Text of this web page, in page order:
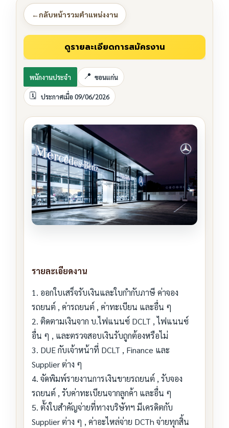
←กลับหน้ารวมตำแหน่งงาน
พนักงานประจำ ขอนแก่น
ประกาศเมื่อ 09/06/2026
รายละเอียดงาน
1. ออกใบเสร็จรับเงินและใบกำกับภาษี ค่าจอง
รถยนต์ , ค่ารถยนต์ , ค่าทะเบียน และอื่น ๆ
2. ติดตามเงินจาก บ.ไฟแนนซ์ DCLT , ไฟแนนซ์
อื่น ๆ , และตรวจสอบเงินรับถูกต้องหรือไม่
3. DUE กับเจ้าหน้าที่ DCLT , Finance และ
Supplier ต่าง ๆ
4. จัดพิมพ์รายงานการเงินขายรถยนต์ , รับจอง
รถยนต์ , รับค่าทะเบียนจากลูกค้า และอื่น ๆ
5. ตั้งใบสำคัญจ่ายที่ทางบริษัทฯ มีเครดิตกับ
Supplier ต่าง ๆ , ค่าอะไหล่จ่าย DCTh จ่ายทุกสิ้น